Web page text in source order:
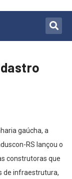
gaúcha, a
RS lançou o
construtoras que
de infraestrutura,